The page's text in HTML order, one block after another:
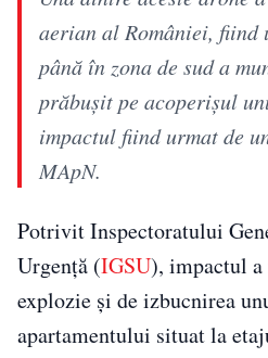
aerian al României, fiind
până în zona de sud a
prăbuşit pe acoperişul
impactul fiind urmat de
MApN.
Potrivit Inspectoratului
Urgenţă (IGSU), impactul a
explozie şi de izbucnirea
apartamentului situat la